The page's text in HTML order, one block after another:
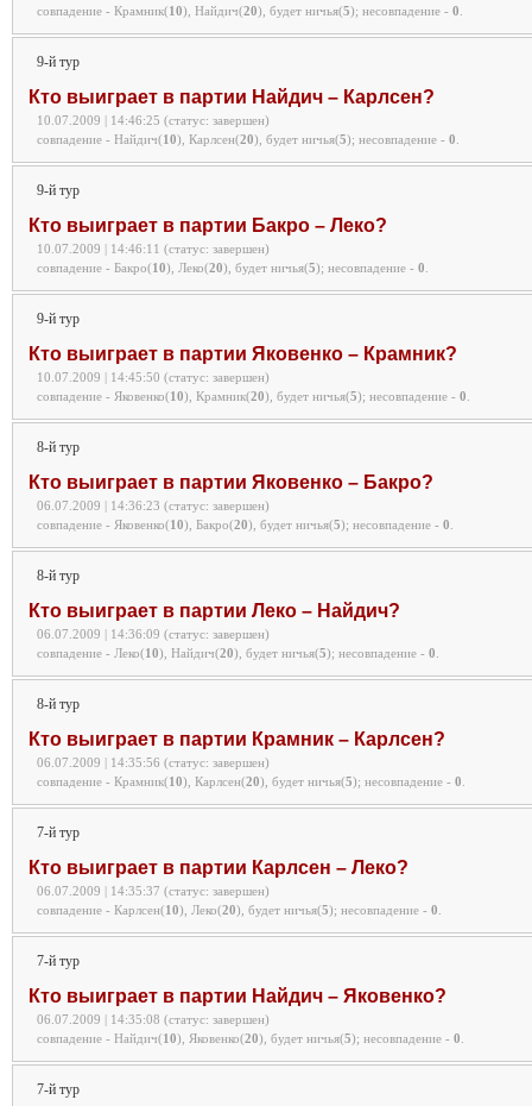
совпадение - Крамник(10), Найдич(20), будет ничья(5); несовпадение - 0
9-й тур
Кто выиграет в партии Найдич – Карлсен?
10.07.2009 | 14:46:25 (статус: завершен)
совпадение - Найдич(10), Карлсен(20), будет ничья(5); несовпадение - 0
9-й тур
Кто выиграет в партии Бакро – Леко?
10.07.2009 | 14:46:11 (статус: завершен)
совпадение - Бакро(10), Леко(20), будет ничья(5); несовпадение - 0
9-й тур
Кто выиграет в партии Яковенко – Крамник?
10.07.2009 | 14:45:50 (статус: завершен)
совпадение - Яковенко(10), Крамник(20), будет ничья(5); несовпадение - 0
8-й тур
Кто выиграет в партии Яковенко – Бакро?
06.07.2009 | 14:36:23 (статус: завершен)
совпадение - Яковенко(10), Бакро(20), будет ничья(5); несовпадение - 0
8-й тур
Кто выиграет в партии Леко – Найдич?
06.07.2009 | 14:36:09 (статус: завершен)
совпадение - Леко(10), Найдич(20), будет ничья(5); несовпадение - 0
8-й тур
Кто выиграет в партии Крамник – Карлсен?
06.07.2009 | 14:35:56 (статус: завершен)
совпадение - Крамник(10), Карлсен(20), будет ничья(5); несовпадение - 0
7-й тур
Кто выиграет в партии Карлсен – Леко?
06.07.2009 | 14:35:37 (статус: завершен)
совпадение - Карлсен(10), Леко(20), будет ничья(5); несовпадение - 0
7-й тур
Кто выиграет в партии Найдич – Яковенко?
06.07.2009 | 14:35:08 (статус: завершен)
совпадение - Найдич(10), Яковенко(20), будет ничья(5); несовпадение - 0
7-й тур